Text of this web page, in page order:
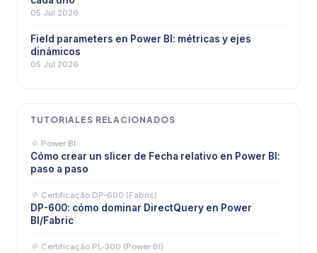
05 Jul 2026
Field parameters en Power BI: métricas y ejes
dinámicos
05 Jul 2026
TUTORIALES RELACIONADOS
Power BI
Cómo crear un slicer de Fecha relativo en Power BI:
paso a paso
Certificação DP-600 (Fabric)
DP-600: cómo dominar DirectQuery en Power
BI/Fabric
Certificação PL-300 (Power BI)